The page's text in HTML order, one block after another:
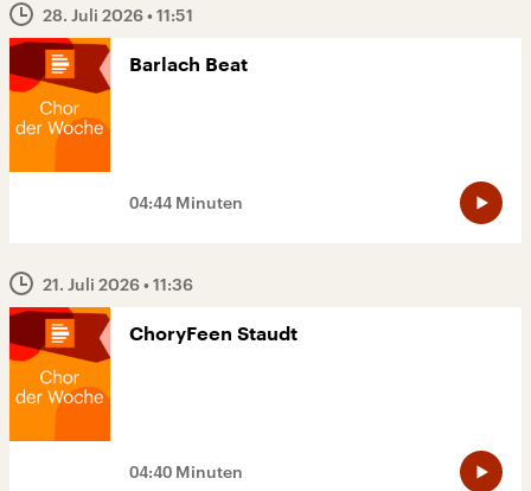
28. Juli 2026• 11:51
Barlach Beat
04:44 Minuten
21. Juli 2026• 11:36
ChoryFeen Staudt
04:40 Minuten